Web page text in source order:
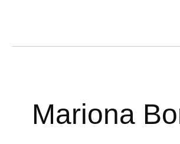
Mariona